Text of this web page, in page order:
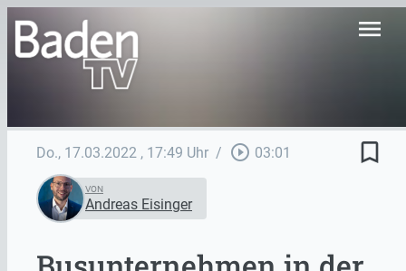
menu
Do., 17.03.2022 , 17:49 Uhr / play_circle_outline 03:01 bookmark_border
VON
Andreas Eisinger